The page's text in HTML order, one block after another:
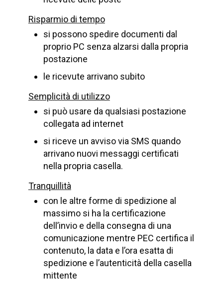
Risparmio di tempo
si possono spedire documenti dal
proprio PC senza alzarsi dalla propria
postazione
le ricevute arrivano subito
Semplicità di utilizzo
si può usare da qualsiasi postazione
collegata ad internet
si riceve un avviso via SMS quando
arrivano nuovi messaggi certificati
nella propria casella.
Tranquillità
con le altre forme di spedizione al
massimo si ha la certificazione
dell’invio e della consegna di una
comunicazione mentre PEC certifica il
contenuto, la data e l’ora esatta di
spedizione e l’autenticità della casella
mittente